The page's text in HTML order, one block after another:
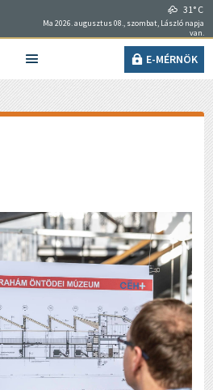
31° C
Ma 2026. augusztus 08., szombat, László napja
van.
E-MÉRNÖK